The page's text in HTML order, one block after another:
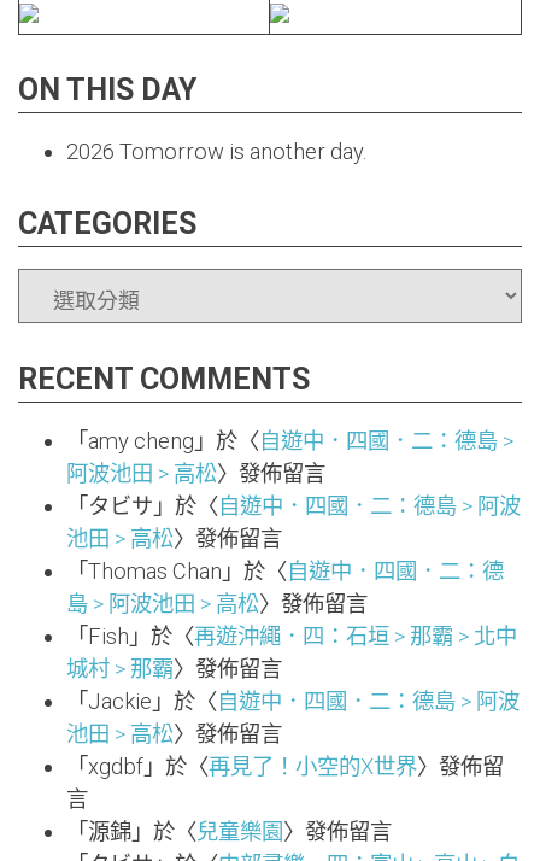
ON THIS DAY
2026 Tomorrow is another day.
CATEGORIES
RECENT COMMENTS
「amy cheng 」於〈自遊中．四國．二：德島 >
阿波池田 > 高松〉發佈留言
「タビサ 」於〈自遊中．四國．二：德島 > 阿波
池田 > 高松〉發佈留言
「Thomas Chan 」於〈自遊中．四國．二：德
島 > 阿波池田 > 高松〉發佈留言
「Fish 」於〈再遊沖繩．四：石垣 > 那霸 > 北中
城村 > 那霸〉發佈留言
「Jackie 」於〈自遊中．四國．二：德島 > 阿波
池田 > 高松〉發佈留言
「xgdbf 」於〈再見了！小空的X世界〉發佈留
言
「源錦 」於〈兒童樂園〉發佈留言